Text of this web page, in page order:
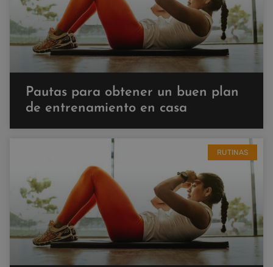
Pautas para obtener un buen plan
de entrenamiento en casa
RUTINAS